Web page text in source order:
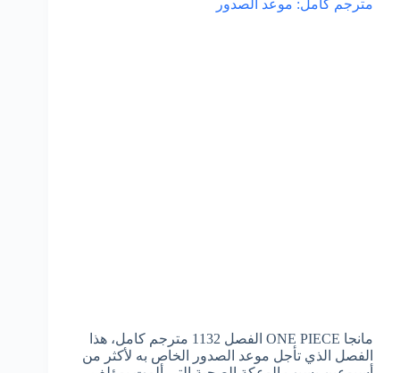
مانجا ONE PIECE الفصل 1132 مترجم كامل، هذا
الفصل الذي تأجل موعد الصدور الخاص به لأكثر من